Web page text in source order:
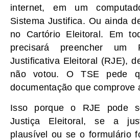
internet, em um
Sistema Justifica. Ou ainda
no Cartório Eleitoral. Em
precisará preencher um
Justificativa Eleitoral (RJE),
não votou. O TSE pede
documentação que comprove
Isso porque o RJE pode
Justiça Eleitoral, se a
plausível ou se o formulário